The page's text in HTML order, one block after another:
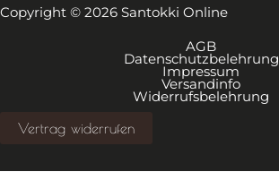
Copyright © 2026 Santokki Online
AGB
Datenschutzbelehrung
Impressum
Versandinfo
Widerrufsbelehrung
Vertrag widerrufen